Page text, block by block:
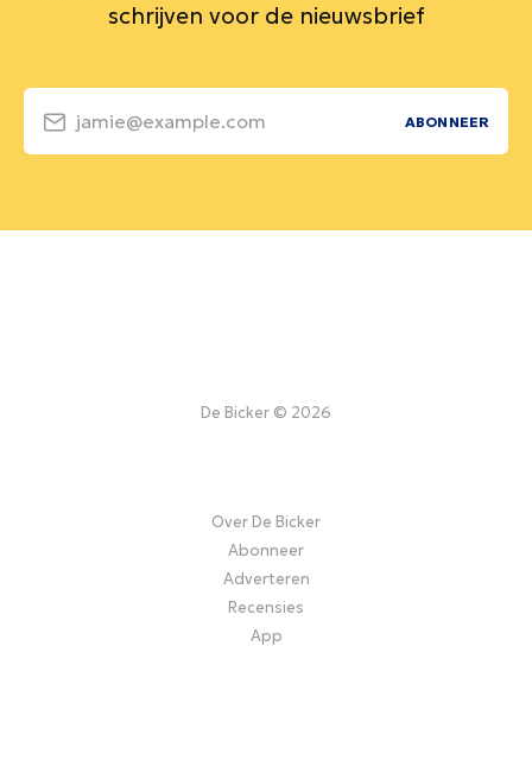
schrijven voor de nieuwsbrief
jamie@example.com ABONNEER
De Bicker © 2026
Over De Bicker
Abonneer
Adverteren
Recensies
App